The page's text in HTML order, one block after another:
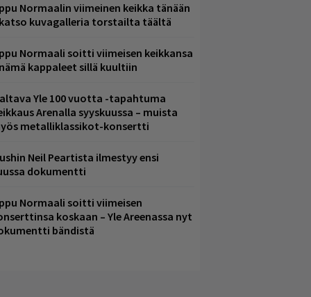
Normaalin viimeinen keikka tänään
kuvagalleria torstailta täältä
Normaali soitti viimeisen keikkansa
kappaleet sillä kuultiin
Yle 100 vuotta -tapahtuma
Arenalla syyskuussa – muista
metalliklassikot-konsertti
Neil Peartista ilmestyy ensi
dokumentti
Normaali soitti viimeisen
koskaan – Yle Areenassa nyt
bändistä